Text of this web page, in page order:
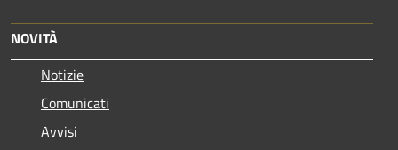
NOVITÀ
Notizie
Comunicati
Avvisi